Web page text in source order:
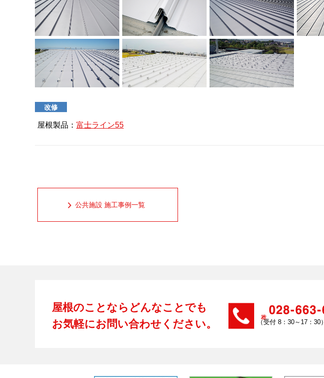
改修
屋根製品： 富士ライン55
公共施設 施工事例一覧
屋根のことならどんなことでも
お気軽にお問い合わせください。
（受付 8：30～17：30）